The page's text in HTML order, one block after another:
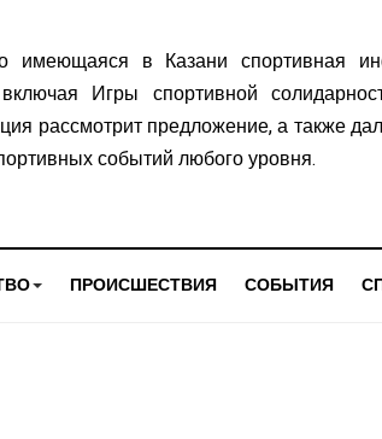
имеющаяся в Казани спортивная
Игры спортивной
рассмотрит предложение, а также
событий любого уровня.
ПРОИСШЕСТВИЯ СОБЫТИЯ